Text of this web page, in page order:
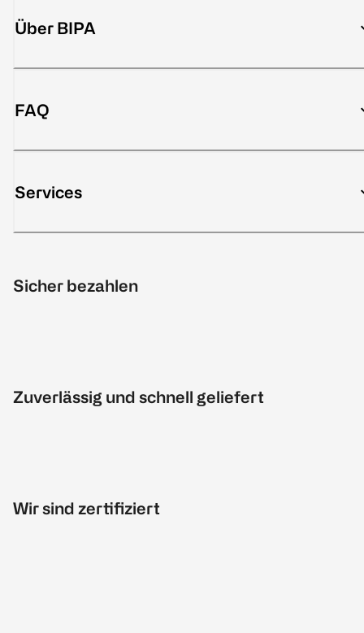
Über BIPA
FAQ
Services
Sicher bezahlen
Zuverlässig und schnell geliefert
Wir sind zertifiziert